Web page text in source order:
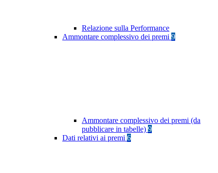
Relazione sulla Performance
Ammontare complessivo dei premi 9
Ammontare complessivo dei premi (da
pubblicare in tabelle) 9
Dati relativi ai premi 6